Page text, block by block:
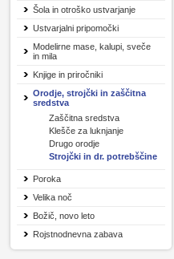
Šola in otroško ustvarjanje
Ustvarjalni pripomočki
Modelirne mase, kalupi, sveče
in mila
Knjige in priročniki
Orodje, strojčki in zaščitna
sredstva
Zaščitna sredstva
Klešče za luknjanje
Drugo orodje
Strojčki in dr. potrebščine
Poroka
Velika noč
Božič, novo leto
Rojstnodnevna zabava